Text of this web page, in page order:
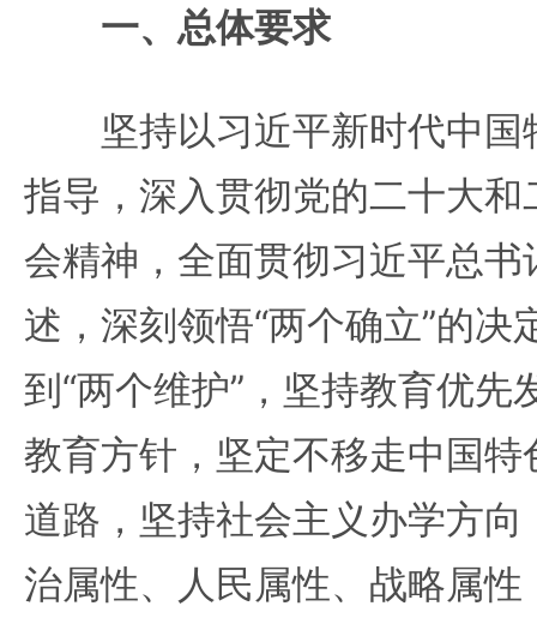
一、总体要求
坚持以习近平新时代中国
指导，深入贯彻党的二十大
会精神，全面贯彻习近平总
述，深刻领悟“两个确立”的决
到“两个维护”，坚持教育优先
教育方针，坚定不移走中国
道路，坚持社会主义办学方
治属性、人民属性、战略属